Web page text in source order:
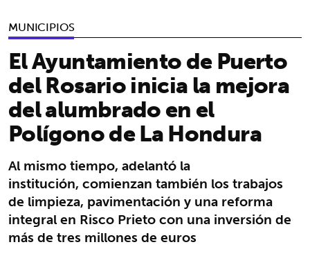
MUNICIPIOS
El Ayuntamiento de Puerto
del Rosario inicia la mejora
del alumbrado en el
Polígono de La Hondura
Al mismo tiempo, adelantó la
institución, comienzan también los trabajos
de limpieza, pavimentación y una reforma
integral en Risco Prieto con una inversión de
más de tres millones de euros